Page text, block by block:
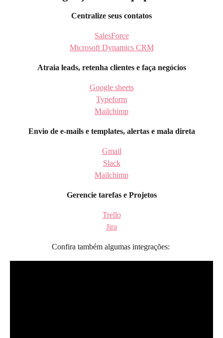
Centralize seus contatos
SalesForce
Microsoft Dynamics CRM
Atraia leads, retenha clientes e faça negócios
Google sheets
Typeform
Mailchimp
Envio de e-mails e templates, alertas e mala direta
Gmail
Slack
Mailchimp
Gerencie tarefas e Projetos
Trello
Jira
Confira também algumas integrações: